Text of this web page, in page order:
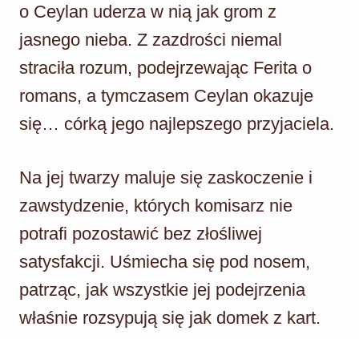
o Ceylan uderza w nią jak grom z
jasnego nieba. Z zazdrości niemal
straciła rozum, podejrzewając Ferita o
romans, a tymczasem Ceylan okazuje
się… córką jego najlepszego przyjaciela.
Na jej twarzy maluje się zaskoczenie i
zawstydzenie, których komisarz nie
potrafi pozostawić bez złośliwej
satysfakcji. Uśmiecha się pod nosem,
patrząc, jak wszystkie jej podejrzenia
właśnie rozsypują się jak domek z kart.